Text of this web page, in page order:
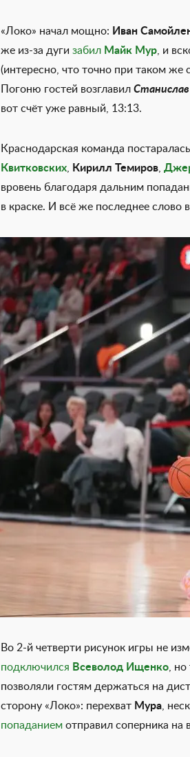
«Локо» начал мощно: Иван
же из-за дуги забил Майк Мур , и
(интересно, что точно при таком же
Погоню гостей возглавил
вот счёт уже равный, 13:13.
Краснодарская команда
Квитковских
Кирилл Темиров
вровень благодаря дальним
в краске. И всё же последнее слово
Во 2-й четверти рисунок игры не
подключился Всеволод Ищенко ,
позволяли гостям держаться на
сторону «Локо»: перехват Мура ,
попаданием отправил соперника на